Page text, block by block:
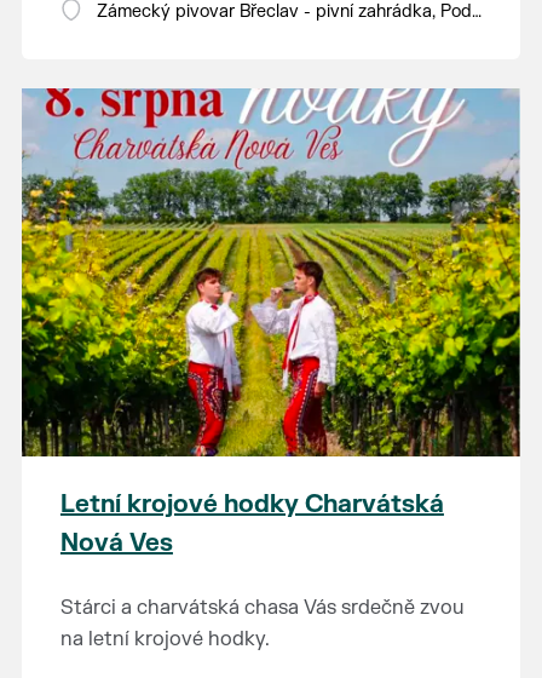
Zámecký pivovar Břeclav - pivní zahrádka, Pod
Letní krojové hodky Charvátská
Nová Ves
Stárci a charvátská chasa Vás srdečně zvou
na letní krojové hodky.